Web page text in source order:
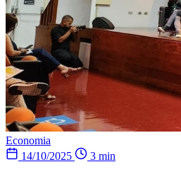
Economia
14/10/2025
3 min